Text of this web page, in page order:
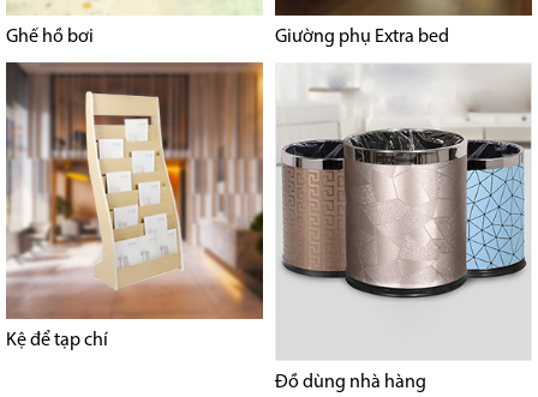
Ghế hồ bơi Giường phụ Extra bed
Kệ để tạp chí
Đồ dùng nhà hàng